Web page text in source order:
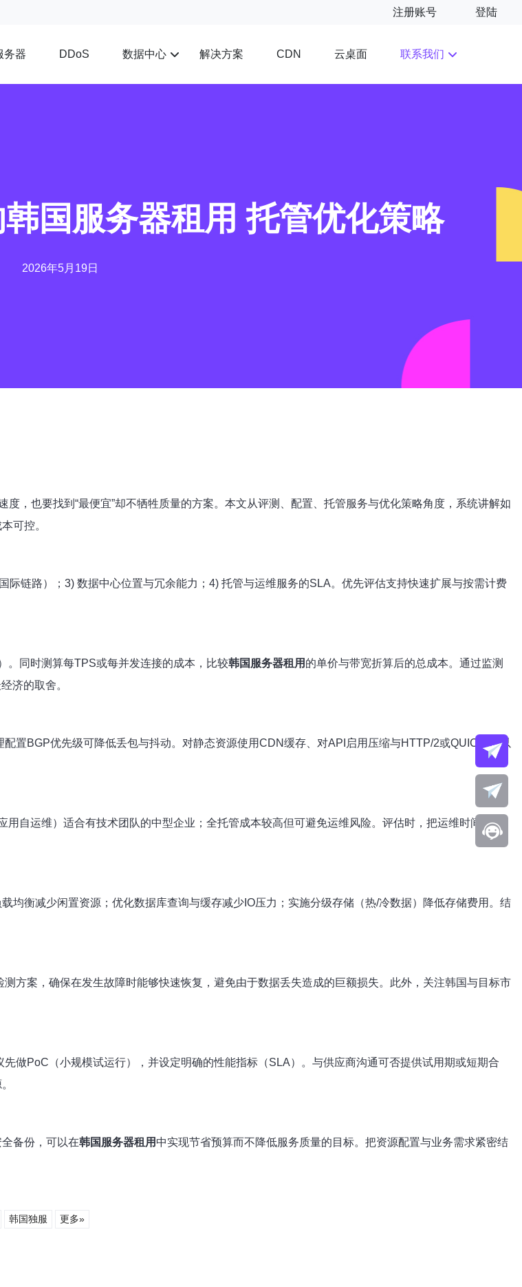
注册账号 登陆
务器 DDoS 数据中心 解决方案 CDN 云桌面 联系我们
国服务器租用 托管优化策略
2026年5月19日
度，也要找到“最便宜”却不牺牲质量的方案。本文从评测、配置、托管服务与优化策略角度，系统讲解如
可控。
链路）；3) 数据中心位置与冗余能力；4) 托管与运维服务的SLA。优先评估支持快速扩展与按需计费
。同时测算每TPS或每并发连接的成本，比较韩国服务器租用 的单价与带宽折算后的总成本。通过监测
济的取舍。
置BGP优先级可降低丢包与抖动。对静态资源使用CDN缓存、对API启用压缩与HTTP/2或QUIC，可以
自运维）适合有技术团队的中型企业；全托管成本较高但可避免运维风险。评估时，把运维时间成本
均衡减少闲置资源；优化数据库查询与缓存减少IO压力；实施分级存储（热/冷数据）降低存储费用。结
方案，确保在发生故障时能够快速恢复，避免由于数据丢失造成的巨额损失。此外，关注韩国与目标市
做PoC（小规模试运行），并设定明确的性能指标（SLA）。与供应商沟通可否提供试用期或短期合
备份，可以在韩国服务器租用 中实现节省预算而不降低服务质量的目标。把资源配置与业务需求紧密结
韩国独服 更多»